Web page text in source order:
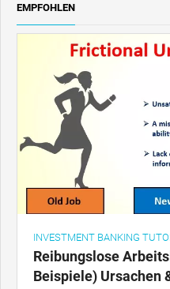
EMPFOHLEN
INVESTMENT BANKING
Reibungslose
Beispiele) Ursachen